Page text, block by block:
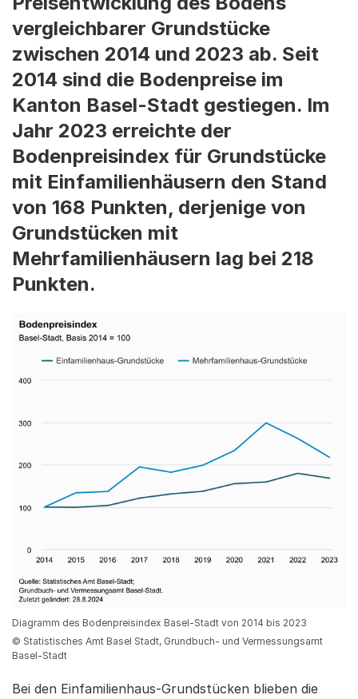
vergleichbarer Grundstücke
zwischen 2014 und 2023 ab. Seit
2014 sind die Bodenpreise im
Kanton Basel-Stadt gestiegen. Im
Jahr 2023 erreichte der
Bodenpreisindex für Grundstücke
mit Einfamilienhäusern den Stand
von 168 Punkten, derjenige von
Grundstücken mit
Mehrfamilienhäusern lag bei 218
Punkten.
Diagramm des Bodenpreisindex Basel-Stadt von 2014 bis 2023
© Statistisches Amt Basel Stadt, Grundbuch- und Vermessungsamt
Basel-Stadt
Bei den Einfamilienhaus-Grundstücken blieben die